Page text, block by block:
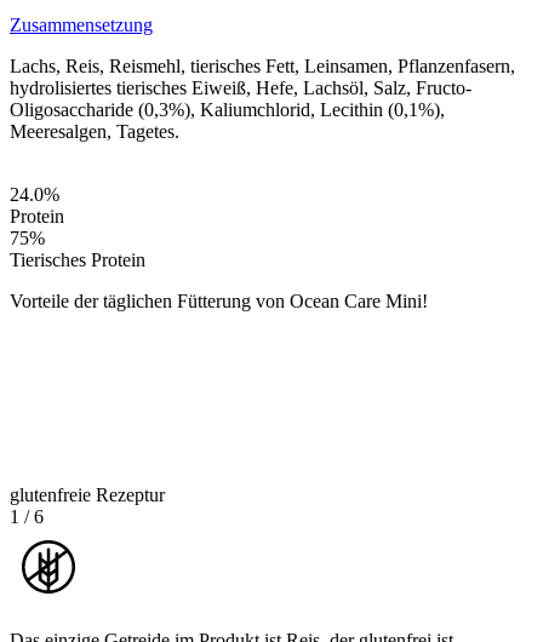
Zusammensetzung
Lachs, Reis, Reismehl, tierisches Fett, Leinsamen, Pflanzenfasern,
hydrolisiertes tierisches Eiweiß, Hefe, Lachsöl, Salz, Fructo-
Oligosaccharide (0,3%), Kaliumchlorid, Lecithin (0,1%),
Meeresalgen, Tagetes.
24.0%
Protein
75%
Tierisches Protein
Vorteile der täglichen Fütterung von Ocean Care Mini!
glutenfreie Rezeptur
1 /6